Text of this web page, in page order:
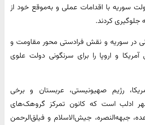
سوریه با اقدامات عملی و به‌موقع خود از
کردند.
در سوریه و نقش فرادستی محور مقاومت و
و اروپا را برای سرنگونی دولت علوی
رژیم صهیونیستی، عربستان و برخی
ادلب است که کانون تمرکز گروهک‌های
جبهه‌النصره، جیش‌الاسلام و فیلق‌الرحمن